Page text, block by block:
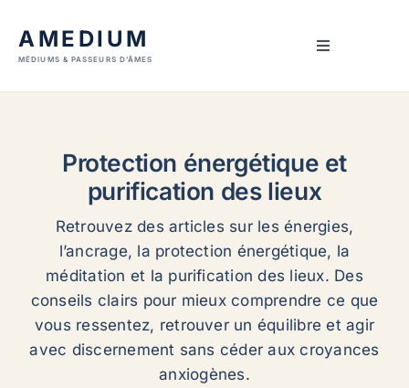
content
AMEDIUM
MÉDIUMS & PASSEURS D’ÂMES
Toggle
Accueil
Prestations
Articles
À propos
Protection énergétique et
purification des lieux
Retrouvez des articles sur les énergies,
l’ancrage, la protection énergétique, la
méditation et la purification des lieux. Des
conseils clairs pour mieux comprendre ce que
vous ressentez, retrouver un équilibre et agir
avec discernement sans céder aux croyances
anxiogènes.